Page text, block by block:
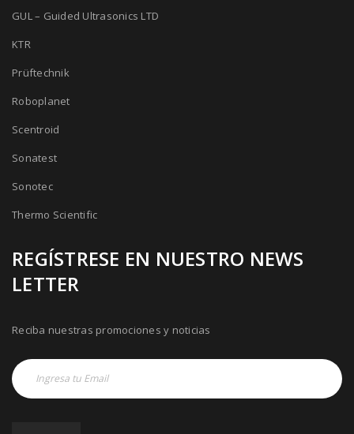
GUL – Guided Ultrasonics LTD
KTR
Prüftechnik
Roboplanet
Scentroid
Sonatest
Sonotec
Thermo Scientific
REGÍSTRESE EN NUESTRO NEWS
LETTER
Reciba nuestras promociones y noticias